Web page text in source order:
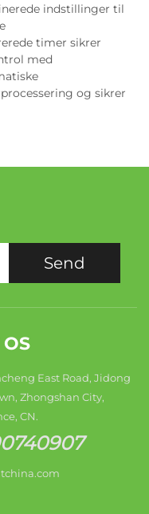
indstillinger til
timer sikrer
med
og sikrer
Send
East Road, Jidong
Zhongshan City,
CN.